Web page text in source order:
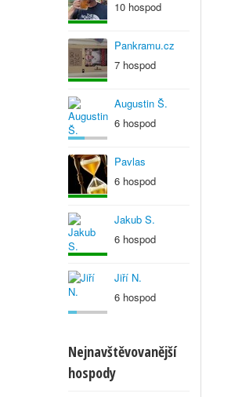
10 hospod
Pankramu.cz
7 hospod
Augustin Š.
6 hospod
Pavlas
6 hospod
Jakub S.
6 hospod
Jiří N.
6 hospod
Nejnavštěvovanější
hospody